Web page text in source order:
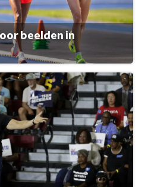
beelden in